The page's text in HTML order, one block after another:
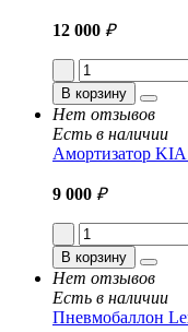
12 000 ₽
В корзину
Нет отзывов
Есть в наличии
Амортизатор
9 000 ₽
В корзину
Нет отзывов
Есть в наличии
Пневмобаллон